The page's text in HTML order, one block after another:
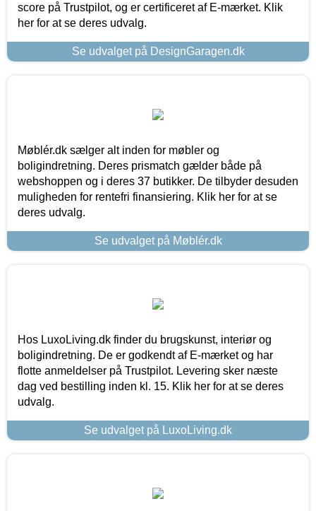
score på Trustpilot, og er certificeret af E-mærket. Klik
her for at se deres udvalg.
Se udvalget på DesignGaragen.dk
Møblér.dk sælger alt inden for møbler og
boligindretning. Deres prismatch gælder både på
webshoppen og i deres 37 butikker. De tilbyder desuden
muligheden for rentefri finansiering. Klik her for at se
deres udvalg.
Se udvalget på Møblér.dk
Hos LuxoLiving.dk finder du brugskunst, interiør og
boligindretning. De er godkendt af E-mærket og har
flotte anmeldelser på Trustpilot. Levering sker næste
dag ved bestilling inden kl. 15. Klik her for at se deres
udvalg.
Se udvalget på LuxoLiving.dk